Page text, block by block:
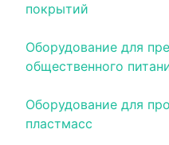
покрытий
Оборудование для
общественного
Оборудование для
пластмасс